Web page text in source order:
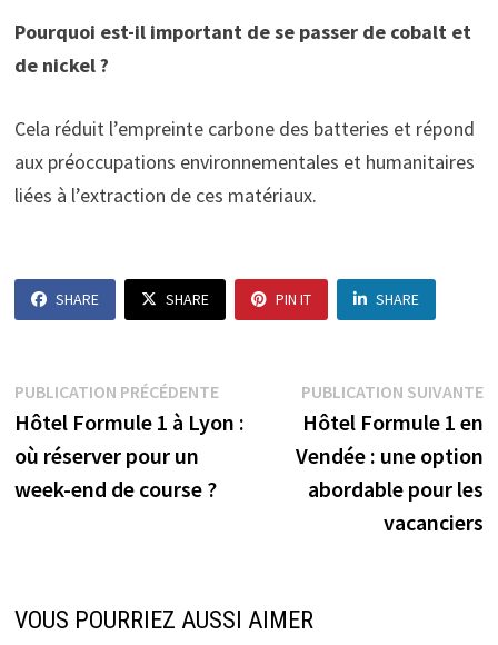
Pourquoi est-il important de se passer de cobalt et
de nickel ?
Cela réduit l’empreinte carbone des batteries et répond
aux préoccupations environnementales et humanitaires
liées à l’extraction de ces matériaux.
SHARE SHARE PIN IT SHARE
Navigation
de
l’article
PUBLICATION PRÉCÉDENTEPublication
précédente :
Hôtel Formule 1 à Lyon :
où réserver pour un
week-end de course ?
PUBLICATION SUIVANTE
Hôtel Formule 1 en
Vendée : une option
abordable pour les
vacanciers
VOUS POURRIEZ AUSSI AIMER